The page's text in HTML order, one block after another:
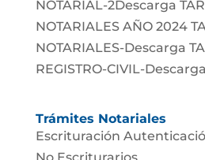
NOTARIAL-2Descarga
NOTARIALES AÑO 2024
NOTARIALES-Descarga
REGISTRO-CIVIL-
Trámites Notariales
Escrituración